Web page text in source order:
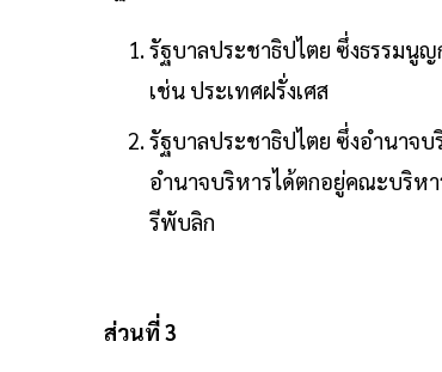
รัฐบาลประชาธิปไตย ซึ่งธรรมนู
เช่น ประเทศฝรั่งเศส
รัฐบาลประชาธิปไตย ซึ่งอำนาจ
อำนาจบริหารได้ตกอยู่คณะบริห
รีพับลิก
ส่วนที่ 3